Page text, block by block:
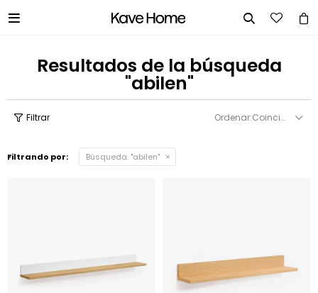
 
Resultados de la búsqueda
"abilen"
Coincidencia
Filtrando por: Búsqueda: "abilen"